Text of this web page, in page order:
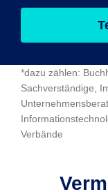
*dazu zählen:
Sachverständige,
Verbände